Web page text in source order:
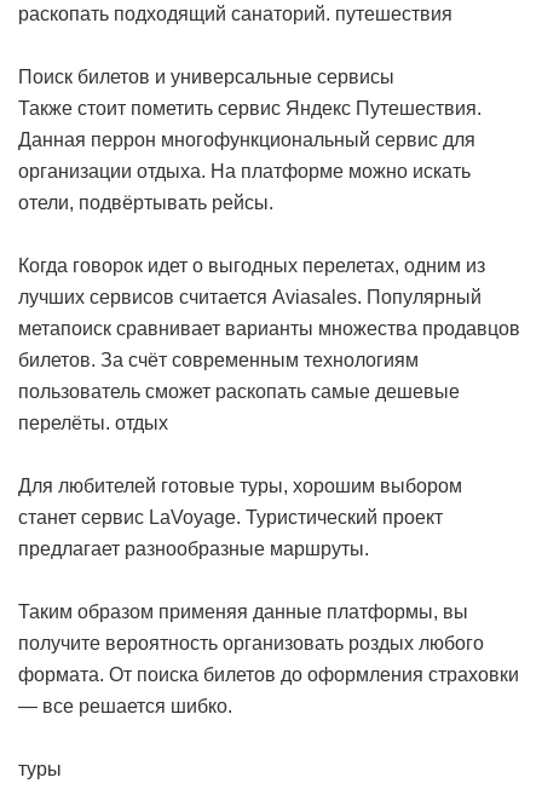
раскопать подходящий санаторий. путешествия
Поиск билетов и универсальные сервисы
Также стоит пометить сервис Яндекс Путешествия.
Данная перрон многофункциональный сервис для
организации отдыха. На платформе можно искать
отели, подвёртывать рейсы.
Когда говорок идет о выгодных перелетах, одним из
лучших сервисов считается Aviasales. Популярный
метапоиск сравнивает варианты множества продавцов
билетов. За счёт современным технологиям
пользователь сможет раскопать самые дешевые
перелёты. отдых
Для любителей готовые туры, хорошим выбором
станет сервис LaVoyage. Туристический проект
предлагает разнообразные маршруты.
Таким образом применяя данные платформы, вы
получите вероятность организовать роздых любого
формата. От поиска билетов до оформления страховки
— все решается шибко.
туры